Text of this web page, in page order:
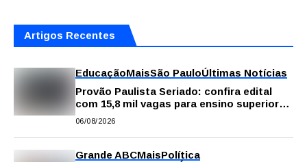
Artigos Recentes
EducaçãoMaisSão PauloÚltimas Notícias
Provão Paulista Seriado: confira edital
com 15,8 mil vagas para ensino superior
público
06/08/2026
Grande ABCMaisPolítica